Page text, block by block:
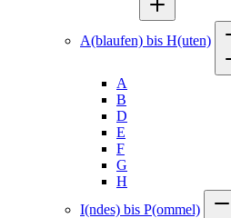
A(blaufen) bis H(uten)
A
B
D
E
F
G
H
I(ndes) bis P(ommel)